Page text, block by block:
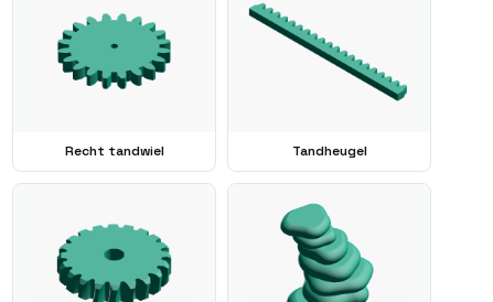
Recht tandwiel Tandheugel